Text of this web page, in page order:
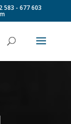
583 - 677 603